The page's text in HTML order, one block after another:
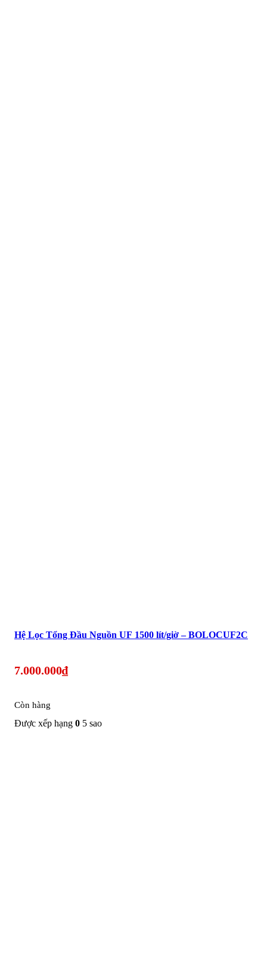
Hệ Lọc Tổng Đầu Nguồn UF 1500 lít/giờ – BOLOCUF2C
7.000.000₫
Còn hàng
Được xếp hạng 0 5 sao